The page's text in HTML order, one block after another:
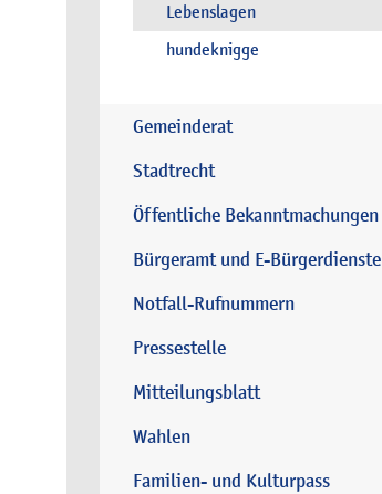
Lebenslagen
hundeknigge
Gemeinderat
Stadtrecht
Öffentliche Bekanntmachungen
Bürgeramt und E-Bürgerdienste
Notfall-Rufnummern
Pressestelle
Mitteilungsblatt
Wahlen
Familien- und Kulturpass